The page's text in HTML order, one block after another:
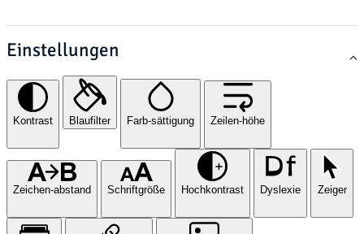
Einstellungen
Kontrast Blaufilter Farb-sättigung Zeilen-höhe
Zeichen-abstand Schriftgröße Hochkontrast Dyslexie Zeiger